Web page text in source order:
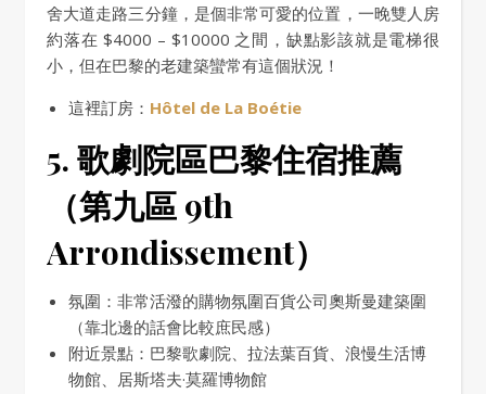
舍大道走路三分鐘，是個非常可愛的位置，一晚雙人房
約落在 $4000 – $10000 之間，缺點影該就是電梯很
小，但在巴黎的老建築蠻常有這個狀況！
這裡訂房： Hôtel de La Boétie
5. 歌劇院區巴黎住宿推薦
（第九區 9th
Arrondissement）
氛圍：非常活潑的購物氛圍百貨公司奧斯曼建築圍
（靠北邊的話會比較庶民感）
附近景點：巴黎歌劇院、拉法葉百貨、浪慢生活博
物館、居斯塔夫·莫羅博物館